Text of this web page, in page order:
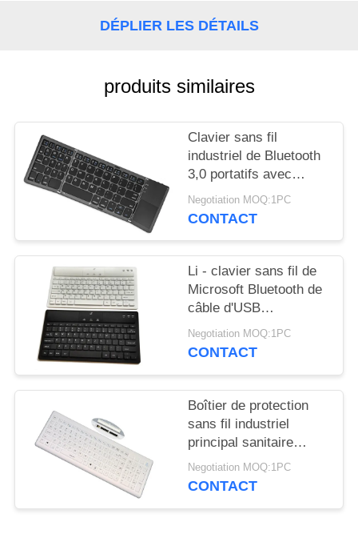
CITATIONDÉPLIER LES DÉTAILS
produits similaires
Clavier sans fil
industriel de Bluetooth
3,0 portatifs avec
brésilien/Portugais
Negotiation MOQ:1PC
CONTACT
Li - clavier sans fil de
Microsoft Bluetooth de
câble d'USB
d'ordinateur de
périphérique d'entrée
Negotiation MOQ:1PC
CONTACT
Boîtier de protection
sans fil industriel
principal sanitaire
d'USB de clavier avec
Ridge au dos
Negotiation MOQ:1PC
CONTACT